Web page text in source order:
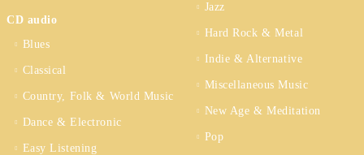
CD audio
Blues
Classical
Country, Folk & World Music
Dance & Electronic
Easy Listening
Jazz
Hard Rock & Metal
Indie & Alternative
Miscellaneous Music
New Age & Meditation
Pop